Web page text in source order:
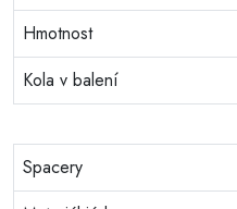
Hmotnost
Kola v balení
Spacery